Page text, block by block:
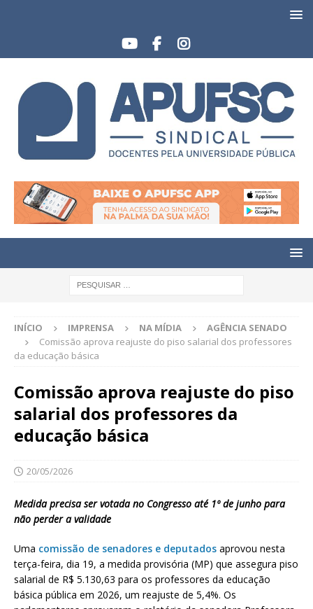
INÍCIO IMPRENSA NA MÍDIA
AGÊNCIA SENADO
Comissão aprova reajuste do piso salarial dos professores
da educação básica
Comissão aprova reajuste do piso
salarial dos professores da
educação básica
20/05/2026
Medida precisa ser votada no Congresso até 1º de junho para
não perder a validade
Uma comissão de senadores e deputados aprovou nesta
terça-feira, dia 19, a medida provisória (MP) que assegura piso
salarial de R$ 5.130,63 para os professores da educação
básica pública em 2026, um reajuste de 5,4%. Os